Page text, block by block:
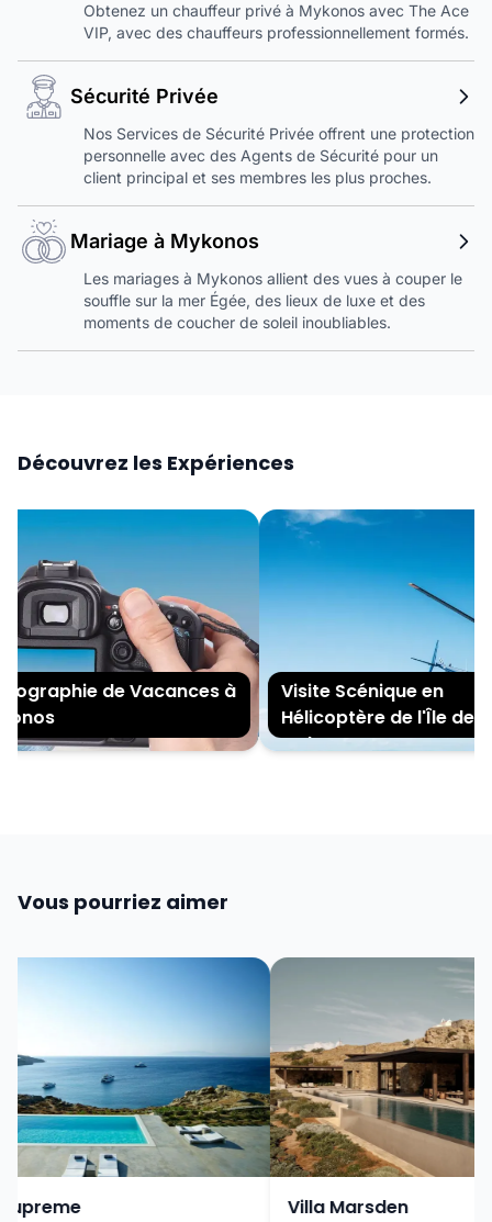
Obtenez un chauffeur privé à Mykonos avec The Ace
VIP, avec des chauffeurs professionnellement formés.
Sécurité Privée
Nos Services de Sécurité Privée offrent une protection
personnelle avec des Agents de Sécurité pour un
client principal et ses membres les plus proches.
Mariage à Mykonos
Les mariages à Mykonos allient des vues à couper le
souffle sur la mer Égée, des lieux de luxe et des
moments de coucher de soleil inoubliables.
Découvrez les Expériences
de Vacances à
Visite Scénique en
Hélicoptère de l'Île de
Mykonos
Vous pourriez aimer
Villa Marsden